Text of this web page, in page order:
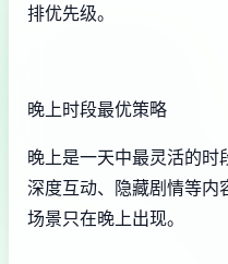
排优先级。
晚上时段最优策略
晚上是一天中最灵活的时
深度互动、隐藏剧情等内
场景只在晚上出现。